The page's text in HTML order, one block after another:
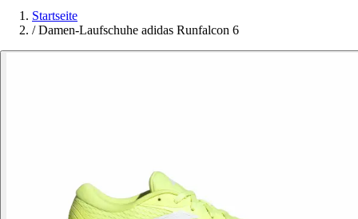
Startseite
/ Damen-Laufschuhe adidas Runfalcon 6